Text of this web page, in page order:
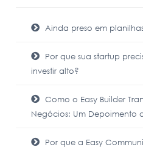
Ainda preso em
Por que sua startup
investir alto?
Como o Easy Builder
Negócios: Um Depoimento
Por que a Easy